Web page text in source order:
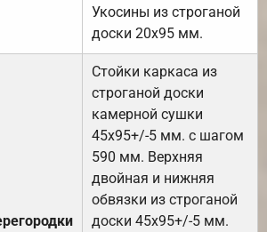
Укосины из строганой
доски 20х95 мм.
Стойки каркаса из
строганой доски
камерной сушки
45х95+/-5 мм. с шагом
590 мм. Верхняя
двойная и нижняя
обвязки из строганой
доски 45х95+/-5 мм.